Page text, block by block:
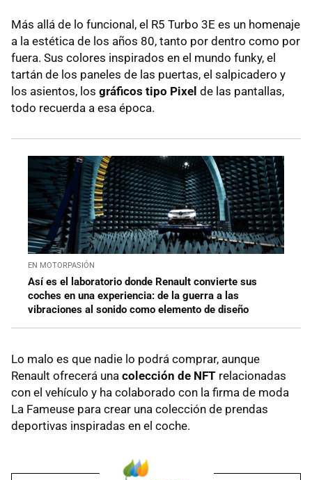
Más allá de lo funcional, el R5 Turbo 3E es un homenaje
a la estética de los años 80, tanto por dentro como por
fuera. Sus colores inspirados en el mundo funky, el
tartán de los paneles de las puertas, el salpicadero y
los asientos, los gráficos tipo Pixel de las pantallas,
todo recuerda a esa época.
EN MOTORPASIÓN
Así es el laboratorio donde Renault convierte sus
coches en una experiencia: de la guerra a las
vibraciones al sonido como elemento de diseño
Lo malo es que nadie lo podrá comprar, aunque
Renault ofrecerá una colección de NFT relacionadas
con el vehículo y ha colaborado con la firma de moda
La Fameuse para crear una colección de prendas
deportivas inspiradas en el coche.